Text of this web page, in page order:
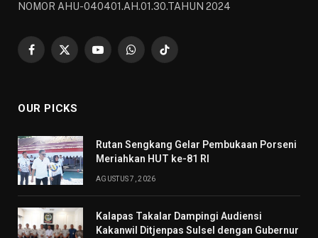
NOMOR AHU-040401.AH.01.30.TAHUN 2024
Facebook
X
YouTubeWhatsAppTikTok
OUR PICKS
Rutan Sengkang Gelar Pembukaan Porseni
Meriahkan HUT ke-81 RI
AGUSTUS 7, 2026
Kalapas Takalar Dampingi Audiensi
Kakanwil Ditjenpas Sulsel dengan Gubernur